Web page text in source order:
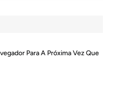
Para A Próxima Vez Que